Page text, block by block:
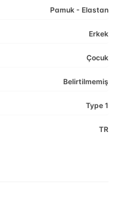
Pamuk - Elastan
Erkek
Çocuk
Belirtilmemiş
Type 1
TR